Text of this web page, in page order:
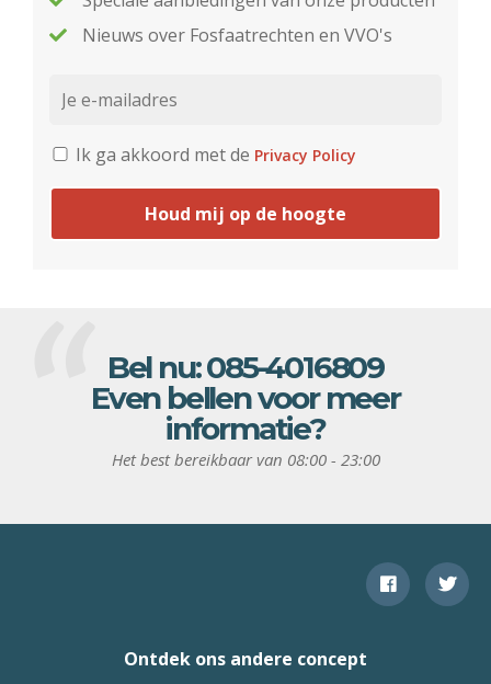
Nieuws over Fosfaatrechten en VVO's
Ik ga akkoord met de Privacy Policy
Houd mij op de hoogte
Bel nu:085-4016809
Even bellen voor meer
informatie?
Het best bereikbaar van 08:00 - 23:00
Ontdek ons andere concept